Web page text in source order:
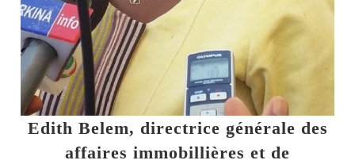
Edith Belem, directrice générale des
affaires immobillières et de